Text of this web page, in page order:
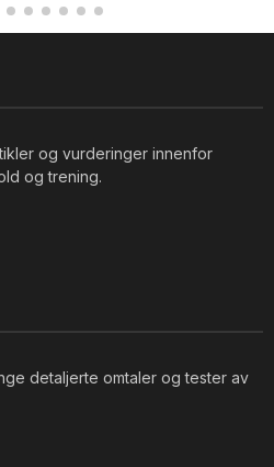
og vurderinger innenfor
og trening.
detaljerte omtaler og tester av